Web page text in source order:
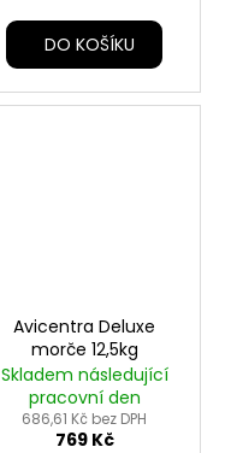
DO KOŠÍKU
Avicentra Deluxe
morče 12,5kg
Skladem následující
pracovní den
686,61 Kč bez DPH
769 Kč